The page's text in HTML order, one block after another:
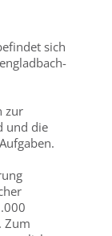
sich
zur
und die
Zum